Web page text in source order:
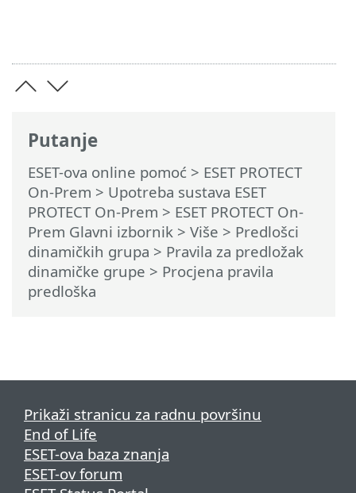
Putanje
ESET-ova online pomoć > ESET PROTECT
On-Prem > Upotreba sustava ESET
PROTECT On-Prem > ESET PROTECT On-
Prem Glavni izbornik > Više > Predlošci
dinamičkih grupa > Pravila za predložak
dinamičke grupe > Procjena pravila
predloška
Prikaži stranicu za radnu površinu
End of Life
ESET-ova baza znanja
ESET-ov forum